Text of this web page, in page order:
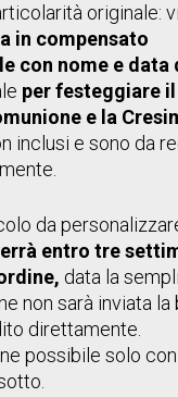
originale:
in compensato
con nome e data
per festeggiare
e la
inclusi e sono da
da
entro tre
data la
non sarà inviata la
direttamente.
possibile solo